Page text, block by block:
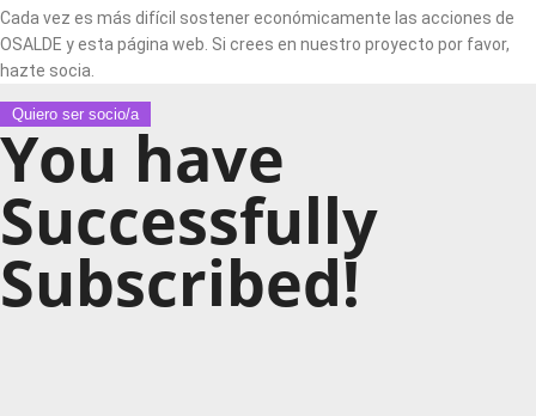
Cada vez es más difícil sostener económicamente las acciones de
OSALDE y esta página web. Si crees en nuestro proyecto por favor,
hazte socia.
Quiero ser socio/a
You have
Successfully
Subscribed!